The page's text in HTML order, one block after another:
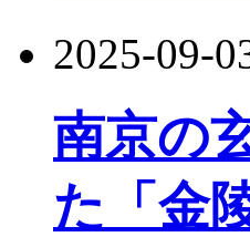
2025-09-
南京の
た「金